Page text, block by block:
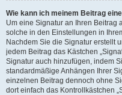
Wie kann ich meinem Beitrag
Um eine Signatur an Ihren Beitrag
solche in den Einstellungen in
Nachdem Sie die Signatur erstellt
jedem Beitrag das Kästchen
Signatur auch hinzufügen, indem
standardmäßige Anhängen Ihrer
einzelnen Beitrag dennoch ohne
dort einfach das Kontrollkästchen